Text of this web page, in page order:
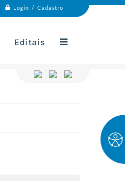
Login / Cadastro
Editais